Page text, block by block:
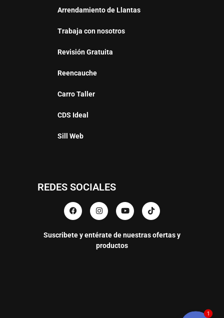
Arrendamiento de Llantas
Trabaja con nosotros
Revisión Gratuita
Reencauche
Carro Taller
CDS Ideal
Sill Web
REDES SOCIALES
Suscribete y entérate de nuestras ofertas y
productos
1